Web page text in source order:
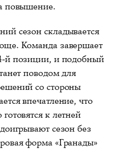
повышение.
сезон складывается
Команда завершает
й позиции, и подобный
поводом для
со стороны
впечатление, что
к летней
сезон без
форма «Гранады»